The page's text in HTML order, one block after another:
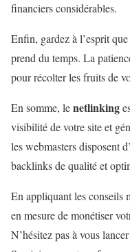
financiers considérables.
Enfin, gardez à l’esprit
prend du temps. La
pour récolter les fruits de
En somme, lenetlinking
visibilité de votre site et
les webmasters disposent
backlinks de qualité et
En appliquant les conseils
en mesure de monétiser
N’hésitez pas à vous